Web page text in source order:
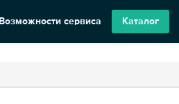
Возможности сервиса Каталог